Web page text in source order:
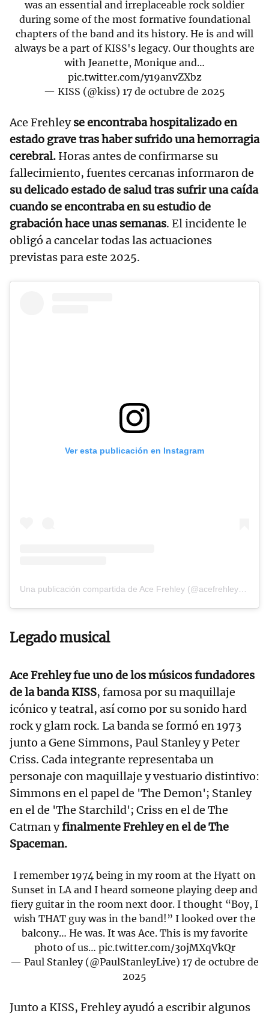
was an essential and irreplaceable rock soldier
during some of the most formative foundational
chapters of the band and its history. He is and will
always be a part of KISS's legacy. Our thoughts are
with Jeanette, Monique and…
pic.twitter.com/y19anvZXbz
— KISS (@kiss) 17 de octubre de 2025
Ace Frehleyse encontraba hospitalizado en
estado grave tras haber sufrido una hemorragia
cerebral. Horas antes de confirmarse su
fallecimiento, fuentes cercanas informaron de
su delicado estado de salud tras sufrir una caída
cuando se encontraba en su estudio de
grabación hace unas semanas. El incidente le
obligó a cancelar todas las actuaciones
previstas para este 2025.
Ver esta publicación en Instagram
Legado musical
Ace Frehley fue uno de los músicos fundadores
de la banda KISS, famosa por su maquillaje
icónico y teatral, así como por su sonido hard
rock y glam rock. La banda se formó en 1973
junto a Gene Simmons, Paul Stanley y Peter
Criss. Cada integrante representaba un
personaje con maquillaje y vestuario distintivo:
Simmons en el papel de 'The Demon'; Stanley
en el de 'The Starchild'; Criss en el de The
Catman yfinalmente Frehley en el de The
Spaceman.
I remember 1974 being in my room at the Hyatt on
Sunset in LA and I heard someone playing deep and
fiery guitar in the room next door. I thought “Boy, I
wish THAT guy was in the band!” I looked over the
balcony… He was. It was Ace. This is my favorite
photo of us… pic.twitter.com/3ojMXqVkQr
— Paul Stanley (@PaulStanleyLive) 17 de octubre de
2025
Junto a KISS, Frehley ayudó a escribir algunos